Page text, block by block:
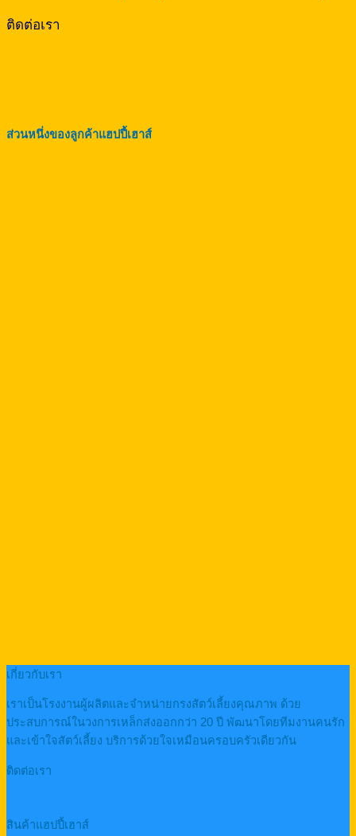
ติดต่อเรา
ส่วนหนึ่งของลูกค้าแฮปปี้เฮาส์
เกี่ยวกับเรา
เราเป็นโรงงานผู้ผลิตและจำหน่ายกรงสัตว์เลี้ยงคุณภาพ ด้วย
ประสบการณ์ในวงการเหล็กส่งออกกว่า 20 ปี พัฒนาโดยทีมงานคนรัก
และเข้าใจสัตว์เลี้ยง บริการด้วยใจเหมือนครอบครัวเดียวกัน
ติดต่อเรา
สินค้าแฮปปี้เฮาส์